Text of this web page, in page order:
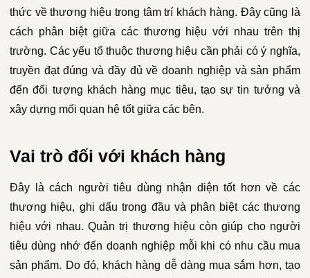
thức về thương hiệu trong tâm trí khách hàng. Đây cũng là
cách phân biệt giữa các thương hiệu với nhau trên thị
trường. Các yếu tố thuộc thương hiệu cần phải có ý nghĩa,
truyền đạt đúng và đầy đủ về doanh nghiệp và sản phẩm
đến đối tượng khách hàng mục tiêu, tạo sự tin tưởng và
xây dựng mối quan hệ tốt giữa các bên.
Vai trò đối với khách hàng
Đây là cách người tiêu dùng nhận diện tốt hơn về các
thương hiệu, ghi dấu trong đầu và phân biệt các thương
hiệu với nhau. Quản trị thương hiệu còn giúp cho người
tiêu dùng nhớ đến doanh nghiệp mỗi khi có nhu cầu mua
sản phẩm. Do đó, khách hàng dễ dàng mua sắm hơn, tạo